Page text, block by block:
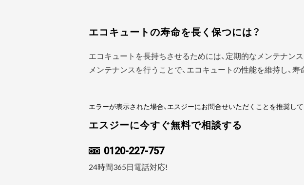
エコキュートの寿命を長く保つには？
エコキュートを長持ちさせるためには、定期的なメンテナン
メンテナンスを行うことで、エコキュートの性能を維持し、寿
エラーが表示された場合、エスジーにお問合せいただくことを推奨して
エスジーに今すぐ無料で相談する
0120-227-757
24時間365日電話対応!